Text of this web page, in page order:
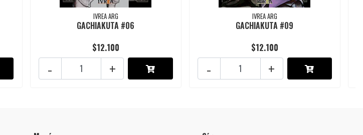
IVREA ARG
GACHIAKUTA #06
$12.100
+
-
IVREA ARG
GACHIAKUTA #09
$12.100
+
-